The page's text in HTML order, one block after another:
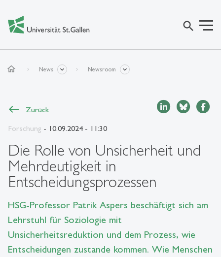
search
home News Newsroom
Zurück
Forschung - 10.09.2024 - 11:30
Die Rolle von Unsicherheit und
Mehrdeutigkeit in
Entscheidungsprozessen
HSG-Professor Patrik Aspers beschäftigt sich am
Lehrstuhl für Soziologie mit
Unsicherheitsreduktion und dem Prozess, wie
Entscheidungen zustande kommen. Wie Menschen